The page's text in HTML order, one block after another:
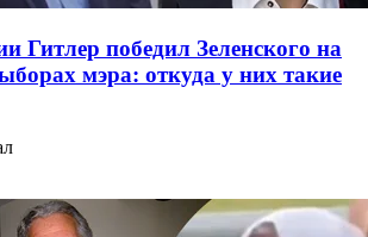
Гитлер победил Зеленского на
мэра: откуда у них такие